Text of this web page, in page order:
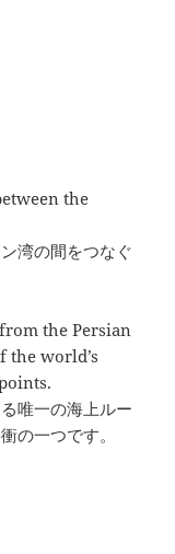
the
湾の間をつなぐ
the Persian
the world’s
唯一の海上ルー
の一つです。